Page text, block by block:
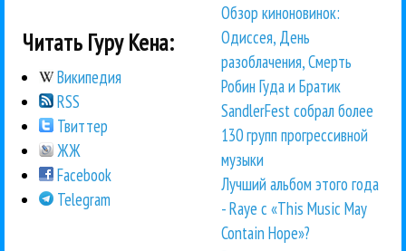
Читать Гуру Кена:
Википедия
RSS
Твиттер
ЖЖ
Facebook
Telegram
Обзор киноновинок:
Одиссея, День
разоблачения, Смерть
Робин Гуда и Братик
SandlerFest собрал более
130 групп прогрессивной
музыки
Лучший альбом этого года
- Raye с «This Music May
Contain Hope»?